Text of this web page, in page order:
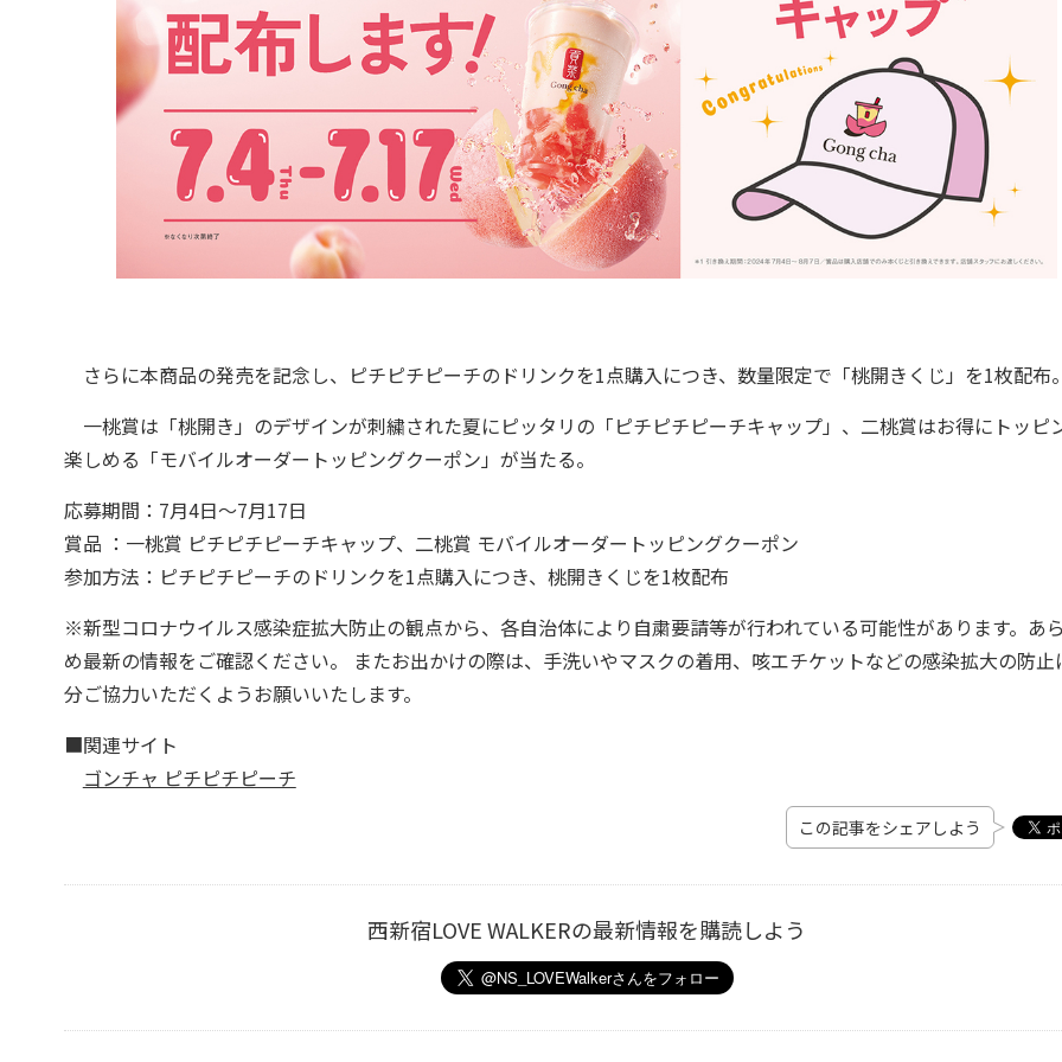
さらに本商品の発売を記念し、ピチピチピーチのドリンクを1点購入につき、数量限定で「桃開きくじ」を1枚配布。
一桃賞は「桃開き」のデザインが刺繍された夏にピッタリの「ピチピチピーチキャップ」、二桃賞はお得にトッピ
楽しめる「モバイルオーダートッピングクーポン」が当たる。
応募期間：7月4日～7月17日
賞品 ：一桃賞 ピチピチピーチキャップ、二桃賞 モバイルオーダートッピングクーポン
参加方法：ピチピチピーチのドリンクを1点購入につき、桃開きくじを1枚配布
※新型コロナウイルス感染症拡大防止の観点から、各自治体により自粛要請等が行われている可能性があります。あ
め最新の情報をご確認ください。 またお出かけの際は、手洗いやマスクの着用、咳エチケットなどの感染拡大の防止
分ご協力いただくようお願いいたします。
■関連サイト
ゴンチャ ピチピチピーチ
この記事をシェアしよう
西新宿LOVE WALKERの最新情報を購読しよう